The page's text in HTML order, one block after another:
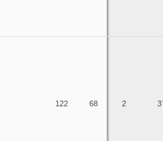
122 68 2